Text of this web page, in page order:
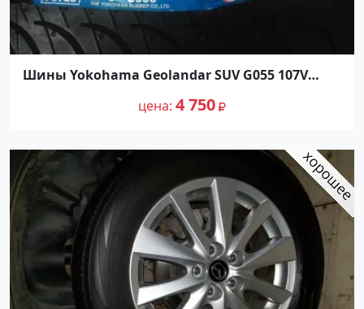
Шины Yokohama Geolandar SUV G055 107V
цена 4 750